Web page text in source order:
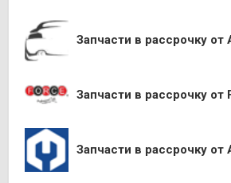
Запчасти в рассрочку от
Запчасти в рассрочку от
Запчасти в рассрочку от